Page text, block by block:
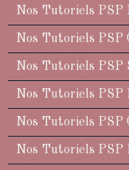
Nos Tutoriels PSP
Nos Tutoriels PSP
Nos Tutoriels PSP
Nos Tutoriels PSP
Nos Tutoriels PSP
Nos Tutoriels PSP